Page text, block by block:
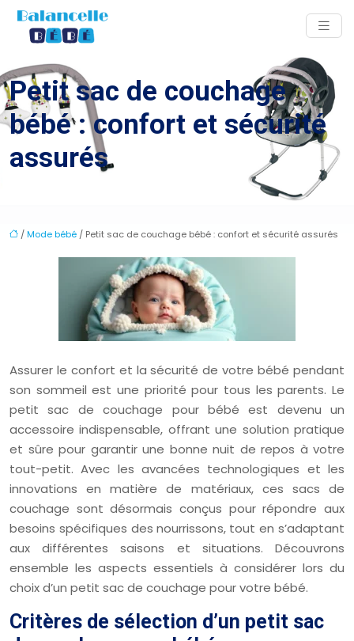
Petit sac de couchage
bébé : confort et sécurité
assurés
/Mode bébé / Petit sac de couchage bébé : confort et sécurité assurés
Assurer le confort et la sécurité de votre bébé pendant
son sommeil est une priorité pour tous les parents. Le
petit sac de couchage pour bébé est devenu un
accessoire indispensable, offrant une solution pratique
et sûre pour garantir une bonne nuit de repos à votre
tout-petit. Avec les avancées technologiques et les
innovations en matière de matériaux, ces sacs de
couchage sont désormais conçus pour répondre aux
besoins spécifiques des nourrissons, tout en s’adaptant
aux différentes saisons et situations. Découvrons
ensemble les aspects essentiels à considérer lors du
choix d’un petit sac de couchage pour votre bébé.
Critères de sélection d’un petit sac